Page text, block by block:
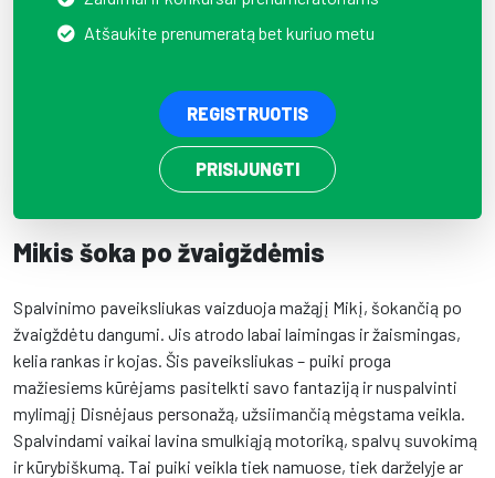
Atšaukite prenumeratą bet kuriuo metu
REGISTRUOTIS
PRISIJUNGTI
Mikis šoka po žvaigždėmis
Spalvinimo paveiksliukas vaizduoja mažąjį Mikį, šokančią po
žvaigždėtu dangumi. Jis atrodo labai laimingas ir žaismingas,
kelia rankas ir kojas. Šis paveiksliukas – puiki proga
mažiesiems kūrėjams pasitelkti savo fantaziją ir nuspalvinti
mylimąjį Disnėjaus personažą, užsiimančią mėgstama veikla.
Spalvindami vaikai lavina smulkiąją motoriką, spalvų suvokimą
ir kūrybiškumą. Tai puiki veikla tiek namuose, tiek darželyje ar